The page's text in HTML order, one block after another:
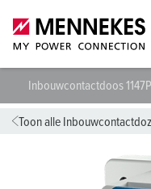
Inbouwcontactdoos 1147P
Toon alle